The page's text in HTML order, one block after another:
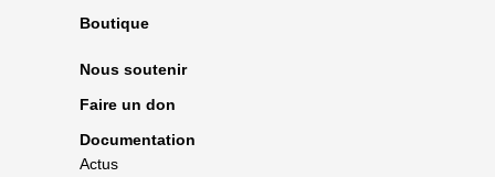
Boutique
Nous soutenir
Faire un don
Documentation
Actus